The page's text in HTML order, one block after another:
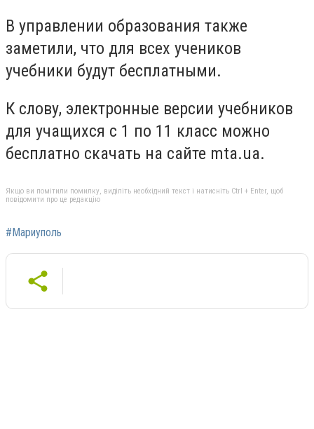
В управлении образования также
заметили, что для всех учеников
учебники будут бесплатными.
К слову, электронные версии учебников
для учащихся с 1 по 11 класс можно
бесплатно скачать на сайте mta.ua.
Якщо ви помітили помилку, виділіть необхідний текст і натисніть Ctrl + Enter, щоб
повідомити про це редакцію
#Мариуполь